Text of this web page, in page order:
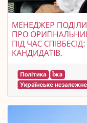
МЕНЕДЖЕР
ПРО
ПІД ЧАС
КАНДИДАТІВ.
Політика
Їжа
Українське